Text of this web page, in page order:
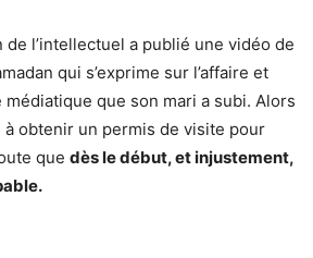
l’intellectuel a publié une vidéo de
qui s’exprime sur l’affaire et
que son mari a subi. Alors
à obtenir un permis de visite pour
que dès le début, et injustement,